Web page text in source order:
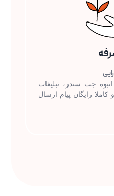
جت سندر، تبلیغات
کاملا رایگان پیام ارسال